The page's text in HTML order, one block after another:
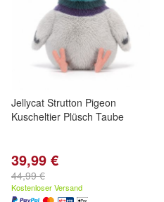
Jellycat Strutton Pigeon
Kuscheltier Plüsch Taube
39,99 €
44,99 €
Kostenloser Versand